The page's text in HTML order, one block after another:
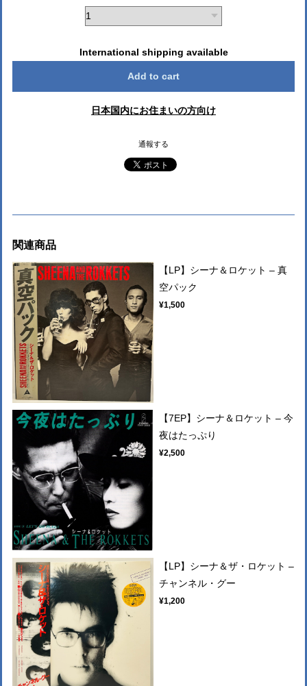
International shipping available
Add to cart
日本国内にお住まいの方向け
通報する
関連商品
【LP】シーナ＆ロケット ‎– 真
空パック
¥1,500
【7EP】シーナ＆ロケット – 今
夜はたっぷり
¥2,500
【LP】シーナ＆ザ・ロケット –
チャンネル・グー
¥1,200